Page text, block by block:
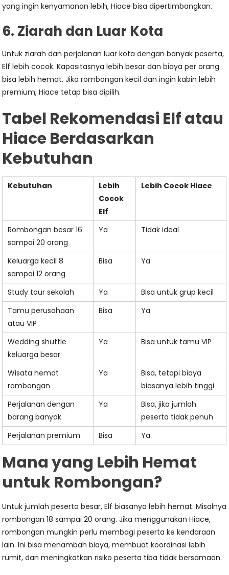
yang ingin kenyamanan lebih, Hiace bisa dipertimbangkan.
6. Ziarah dan Luar Kota
Untuk ziarah dan perjalanan luar kota dengan banyak peserta,
Elf lebih cocok. Kapasitasnya lebih besar dan biaya per orang
bisa lebih hemat. Jika rombongan kecil dan ingin kabin lebih
premium, Hiace tetap bisa dipilih.
Tabel Rekomendasi Elf atau
Hiace Berdasarkan
Kebutuhan
Kebutuhan
Lebih
Cocok
Elf
Lebih Cocok Hiace
Rombongan besar 16
sampai 20 orang
Ya Tidak ideal
Keluarga kecil 8
sampai 12 orang
Bisa Ya
Study tour sekolah Ya
Bisa untuk grup kecil
Tamu perusahaan
atau VIP
Bisa Ya
Wedding shuttle
keluarga besar
Ya Bisa untuk tamu VIP
Wisata hemat
rombongan
Ya
Bisa, tetapi biaya
biasanya lebih tinggi
Perjalanan dengan
barang banyak
Ya
Bisa, jika jumlah
peserta tidak penuh
Perjalanan premium
Bisa Ya
Mana yang Lebih Hemat
untuk Rombongan?
Untuk jumlah peserta besar, Elf biasanya lebih hemat. Misalnya
rombongan 18 sampai 20 orang. Jika menggunakan Hiace,
rombongan mungkin perlu membagi peserta ke kendaraan
lain. Ini bisa menambah biaya, membuat koordinasi lebih
rumit, dan meningkatkan risiko peserta tiba tidak bersamaan.